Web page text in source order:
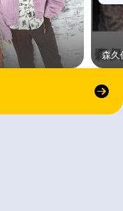
森久